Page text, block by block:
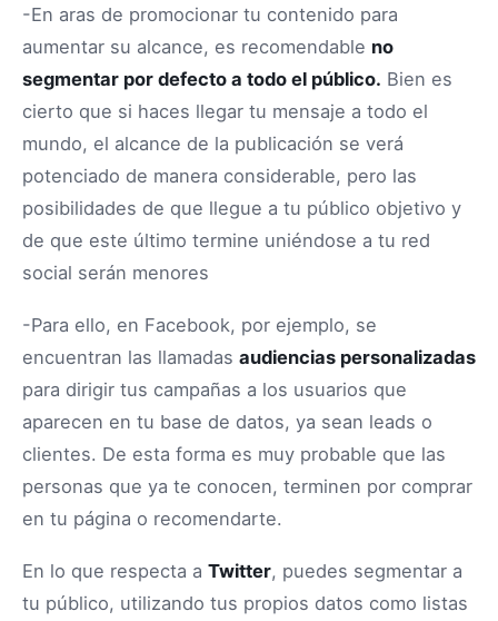
-En aras de promocionar tu contenido para
aumentar su alcance, es recomendable no
segmentar por defecto a todo el público. Bien es
cierto que si haces llegar tu mensaje a todo el
mundo, el alcance de la publicación se verá
potenciado de manera considerable, pero las
posibilidades de que llegue a tu público objetivo y
de que este último termine uniéndose a tu red
social serán menores
-Para ello, en Facebook, por ejemplo, se
encuentran las llamadas audiencias personalizadas
para dirigir tus campañas a los usuarios que
aparecen en tu base de datos, ya sean leads o
clientes. De esta forma es muy probable que las
personas que ya te conocen, terminen por comprar
en tu página o recomendarte.
En lo que respecta a Twitter, puedes segmentar a
tu público, utilizando tus propios datos como listas